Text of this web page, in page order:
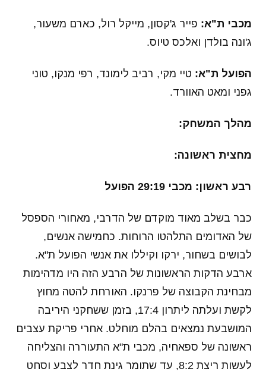
מכבי ת"א: פייר ג'קסון, מייקל רול, כארם משעור,
ג'ונה בולדן ואלכס טיוס.
הפועל ת"א: טיי מקי, רביב לימונד, רפי מנקו, טוני
גפני ומאט האוורד.
מהלך המשחק:
מחצית ראשונה:
רבע ראשון: מכבי 29:19 הפועל
כבר בשלב מאוד מוקדם של הדרבי, מאחורי הספסל
של האדומים התלהטו הרוחות. כחמישה אנשים,
לבושים בשחור, ירקו וקיללו את אנשי הפועל ת"א.
ארבע הדקות הראשונות של הרבע הזה היו מדהימות
מבחינת הקבוצה של פרנקו. האורחת להטה מחוץ
לקשת ועלתה ליתרון 17:4, בזמן ששחקני היריבה
המושבעת נמצאים בהלם מוחלט. אחרי פריקת עצבים
ראשונה של ספאחיה, מכבי ת"א התעוררה והצליחה
לעשות ריצת 8:2, עד שתומר גינת חדר לצבע וסחט